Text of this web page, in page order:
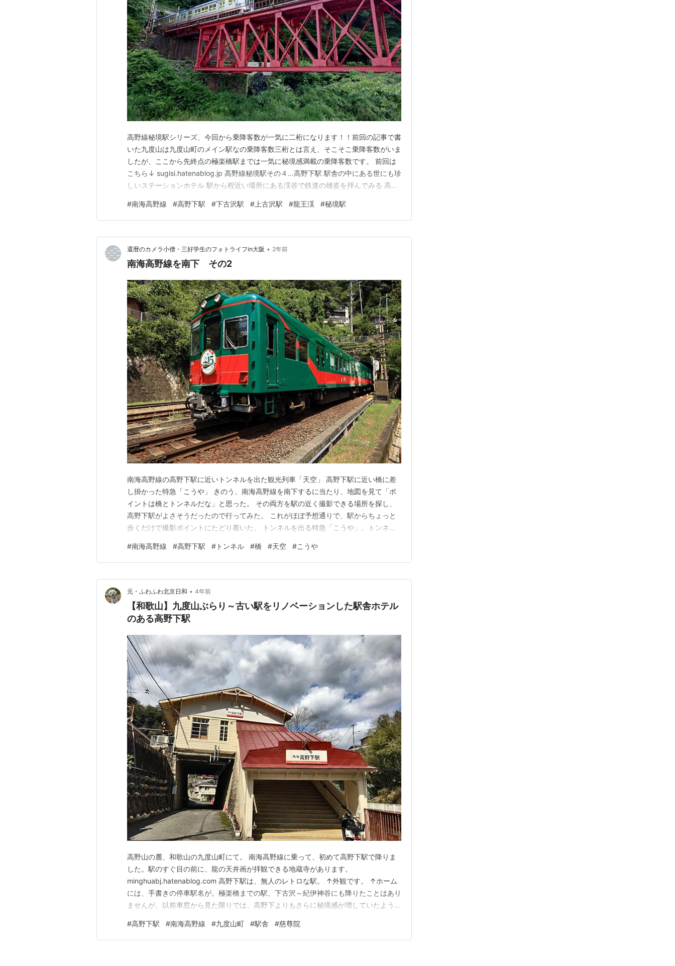
高野線秘境駅シリーズ、今回から乗降客数が一気に二桁になります！！前回の記事で書
いた九度山は九度山町のメイン駅なの乗降客数三桁とは言え、そこそこ乗降客数がいま
したが、ここから先終点の極楽橋駅までは一気に秘境感満載の乗降客数です。 前回は
こちら↓ sugisi.hatenablog.jp 高野線秘境駅その４…高野下駅 駅舎の中にある世にも珍
しいステーションホテル 駅から程近い場所にある渓谷で鉄道の雄姿を拝んでみる 高野
ています 高野線秘境駅その６…上古沢駅 高野線秘境駅その４…高野下駅 高野下駅 一日
乗降客数…６８人 大…
#南海高野線 #高野下駅 #下古沢駅 # 上古沢駅 #龍王渓 #秘境駅
還暦のカメラ小僧・三好学生のフォトライフin大阪 • 2年前
南海高野線を南下 その2
南海高野線の高野下駅に近いトンネルを出た観光列車「天空」 高野下駅に近い橋に差
し掛かった特急「こうや」 きのう、南海高野線を南下するに当たり、地図を見て「ポ
イントは橋とトンネルだな」と思った。 その両方を駅の近く撮影できる場所を探し、
高野下駅がよさそうだったので行ってみた。 これがほぼ予想通りで、駅からちょっと
歩くだけで撮影ポイントにたどり着いた。 トンネルを出る特急「こうや」。トンネル
な気がする 南海高野線は橋本駅から先で単線となる。高野下駅は上下の電車がすれ違
う駅になっている。橋の脇で待っていると、特急「こうや」…
#南海高野線 #高野下駅 # トンネル #橋 #天空 #こうや
元・ふわふわ北京日和 • 4年前
【和歌山】九度山ぶらり～古い駅をリノベーションした駅舎ホテル
のある高野下駅
高野山の麓、和歌山の九度山町にて。 南海高野線に乗って、初めて高野下駅で降りま
した。駅のすぐ目の前に、龍の天井画が拝観できる地蔵寺があります。
minghuabj.hatenablog.com 高野下駅は、無人のレトロな駅。 ↑外観です。 ↑ホーム
には、手書きの停車駅名が。極楽橋までの駅、下古沢～紀伊神谷にも降りたことはあり
ませんが、以前車窓から見た限りでは、高野下よりもさらに秘境感が増していたような
のです👀駅に泊まれるなんて、面白ーい！ 改札前、駅構内に2つの扉があります。それ
がまさに、客室のドアなんですって！ ↑…
#高野下駅 #南海高野線 #九度山町 #駅舎 #慈尊院